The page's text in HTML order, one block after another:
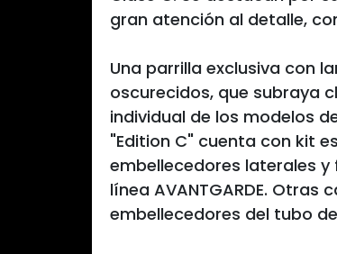
gran atención al detalle,
Una parrilla exclusiva con
oscurecidos, que subraya
individual de los modelos
"Edition C" cuenta con kit
embellecedores laterales y
línea AVANTGARDE.
embellecedores del tubo